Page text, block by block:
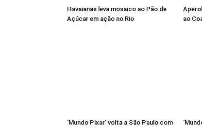
Havaianas leva mosaico ao Pão de
Açúcar em ação no Rio
ao
‘Mundo Pixar’ volta a São Paulo com